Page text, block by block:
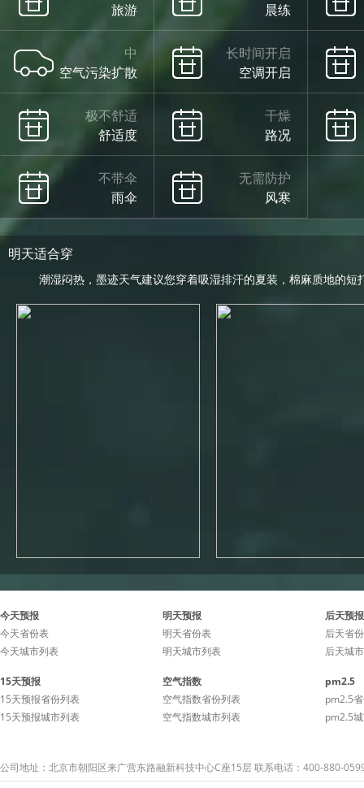
旅游
晨练
中
空气污染扩散
长时间开启
空调开启
极不舒适
舒适度
干燥
路况
不带伞
雨伞
无需防护
风寒
明天适合穿
潮湿闷热，墨迹天气建议您穿着吸湿排汗的夏装，棉麻质地的短
今天预报
今天省份表
今天城市列表
明天预报
明天省份表
明天城市列表
后天预报
后天省
后天城
15天预报
15天预报省份列表
15天预报城市列表
空气指数
空气指数省份列表
空气指数城市列表
pm2.5
pm2.5
pm2.5
公司地址：北京市朝阳区来广营东路融新科技中心C座15层 联系电话：400-880-